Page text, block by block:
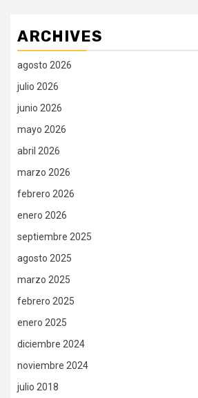
ARCHIVES
agosto 2026
julio 2026
junio 2026
mayo 2026
abril 2026
marzo 2026
febrero 2026
enero 2026
septiembre 2025
agosto 2025
marzo 2025
febrero 2025
enero 2025
diciembre 2024
noviembre 2024
julio 2018